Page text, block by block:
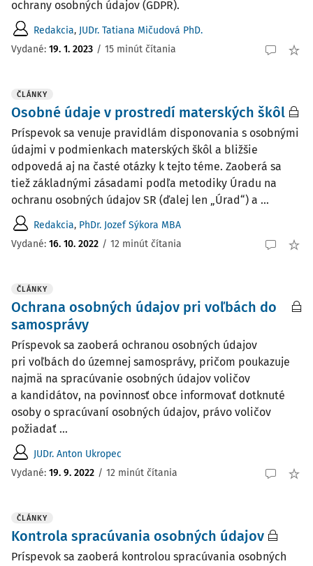
ochrany osobných údajov (GDPR).
Redakcia, JUDr. Tatiana Mičudová PhD.
Vydané: 19. 1. 2023 / 15 minút čítania
ČLÁNKY
Osobné údaje v prostredí materských škôl
Príspevok sa venuje pravidlám disponovania s osobnými
údajmi v podmienkach materských škôl a bližšie
odpovedá aj na časté otázky k tejto téme. Zaoberá sa
tiež základnými zásadami podľa metodiky Úradu na
ochranu osobných údajov SR (ďalej len „Úrad“) a ...
Redakcia, PhDr. Jozef Sýkora MBA
Vydané: 16. 10. 2022 / 12 minút čítania
ČLÁNKY
Ochrana osobných údajov pri voľbách do
samosprávy
Príspevok sa zaoberá ochranou osobných údajov
pri voľbách do územnej samosprávy, pričom poukazuje
najmä na spracúvanie osobných údajov voličov
a kandidátov, na povinnosť obce informovať dotknuté
osoby o spracúvaní osobných údajov, právo voličov
požiadať ...
JUDr. Anton Ukropec
Vydané: 19. 9. 2022 / 12 minút čítania
ČLÁNKY
Kontrola spracúvania osobných údajov
Príspevok sa zaoberá kontrolou spracúvania osobných